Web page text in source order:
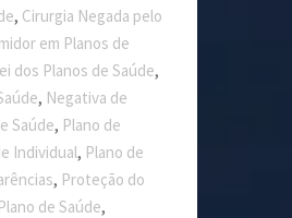
, Cirurgia Negada pelo
em Planos de
dos Planos de Saúde,
, Negativa de
Saúde, Plano de
Individual, Plano de
, Proteção do
de Saúde,